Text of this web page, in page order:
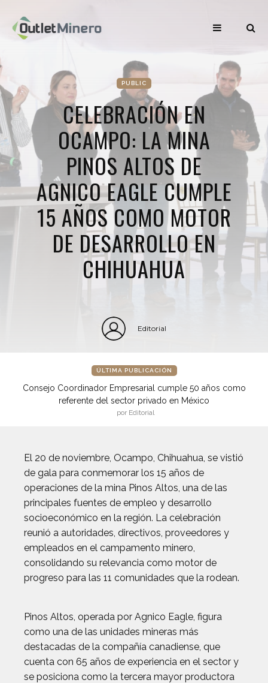
PUBLIC
CELEBRACIÓN EN
OCAMPO: LA MINA
PINOS ALTOS DE
AGNICO EAGLE CUMPLE
15 AÑOS COMO MOTOR
DE DESARROLLO EN
CHIHUAHUA
Editorial
ÚLTIMA PUBLICACIÓN
Consejo Coordinador Empresarial cumple 50 años como
referente del sector privado en México
por Editorial
El 20 de noviembre, Ocampo, Chihuahua, se vistió
de gala para conmemorar los 15 años de
operaciones de la mina Pinos Altos, una de las
principales fuentes de empleo y desarrollo
socioeconómico en la región. La celebración
reunió a autoridades, directivos, proveedores y
empleados en el campamento minero,
consolidando su relevancia como motor de
progreso para las 11 comunidades que la rodean.
Pinos Altos, operada por Agnico Eagle, figura
como una de las unidades mineras más
destacadas de la compañía canadiense, que
cuenta con 65 años de experiencia en el sector y
se posiciona como la tercera mayor productora